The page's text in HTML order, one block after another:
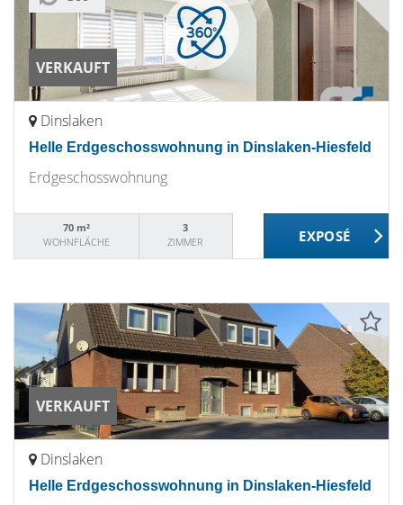
VERKAUFT
Dinslaken
Helle Erdgeschosswohnung in Dinslaken-Hiesfeld
Erdgeschosswohnung
70 m²
WOHNFLÄCHE
3
ZIMMER
VERKAUFT
Dinslaken
Helle Erdgeschosswohnung in Dinslaken-Hiesfeld